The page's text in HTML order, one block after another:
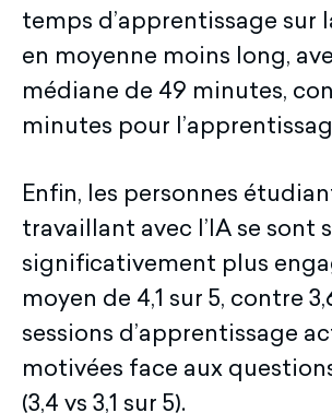
temps d’apprentissage sur
en moyenne moins long,
médiane de 49 minutes,
minutes pour
Enfin, les personnes
travaillant avec l’IA se sont
significativement plus
moyen de 4,1 sur 5, contre
sessions d’apprentissage
motivées face aux
(3,4 vs 3,1 sur 5).